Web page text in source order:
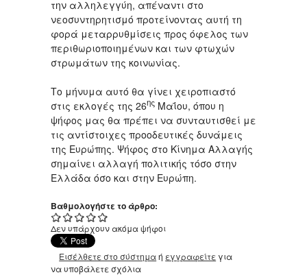
την αλληλεγγύη, απέναντι στο
νεοσυντηρητισμό προτείνοντας αυτή τη
φορά μεταρρυθμίσεις προς όφελος των
περιθωριοποιημένων και των φτωχών
στρωμάτων της κοινωνίας.
Το μήνυμα αυτό θα γίνει χειροπιαστό
στις εκλογές της 26ης Μαΐου, όπου η
ψήφος μας θα πρέπει να συνταυτισθεί με
τις αντίστοιχες προοδευτικές δυνάμεις
της Ευρώπης. Ψήφος στο Κίνημα Αλλαγής
σημαίνει αλλαγή πολιτικής τόσο στην
Ελλάδα όσο και στην Ευρώπη.
Βαθμολογήστε το άρθρο:
Δεν υπάρχουν ακόμα ψήφοι
Εισέλθετε στο σύστημαή εγγραφείτε για
να υποβάλετε σχόλια